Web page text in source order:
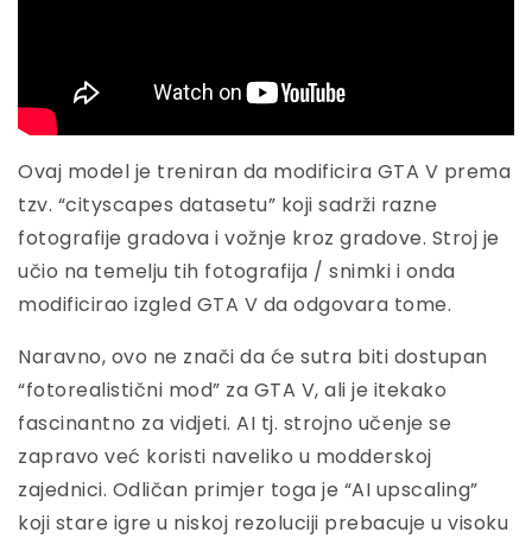
Ovaj model je treniran da modificira GTA V prema
tzv. “cityscapes datasetu” koji sadrži razne
fotografije gradova i vožnje kroz gradove. Stroj je
učio na temelju tih fotografija / snimki i onda
modificirao izgled GTA V da odgovara tome.
Naravno, ovo ne znači da će sutra biti dostupan
“fotorealistični mod” za GTA V, ali je itekako
fascinantno za vidjeti. AI tj. strojno učenje se
zapravo već koristi naveliko u modderskoj
zajednici. Odličan primjer toga je “AI upscaling”
koji stare igre u niskoj rezoluciji prebacuje u visoku